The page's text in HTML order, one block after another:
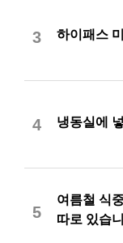
3 하이패스
4 냉동실에
5
여름철 식
따로 있습